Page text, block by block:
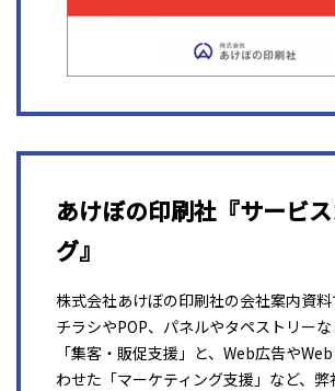
あけぼの印刷社『サービ
グ』
株式会社あけぼの印刷社の会社案内資料
チラシやPOP、パネルやタペストリー
「集客・販促支援」と、Web広告や
わせた「マーケティング支援」など、弊